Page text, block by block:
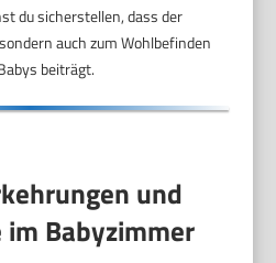
du sicherstellen, dass der
auch zum Wohlbefinden
beiträgt.
und
Babyzimmer